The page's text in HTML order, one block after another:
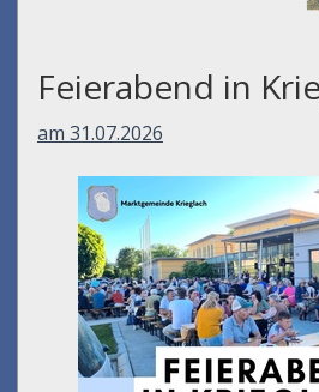
Feierabend in
am 31.07.2026